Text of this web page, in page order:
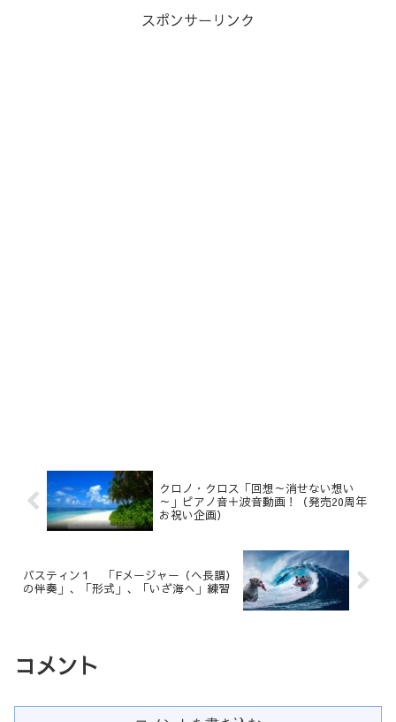
スポンサーリンク
クロノ・クロス「回想～消せない想い
～」ピアノ音＋波音動画！（発売20周年
お祝い企画）
バスティン１ 「Fメージャー（ヘ長調）
の伴奏」、「形式」、「いざ海へ」練習
コメント